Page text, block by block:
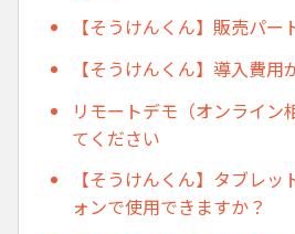
【そうけんくん】販売パ
【そうけんくん】導入費用
リモートデモ（オンライン
てください
【そうけんくん】タブレ
ォンで使用できますか？